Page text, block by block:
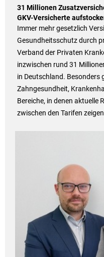
31 Millionen
GKV-Versicherte
Immer mehr gesetzlich
Gesundheitsschutz durch
Verband der Privaten
inzwischen rund 31
in Deutschland.
Zahngesundheit,
Bereiche, in denen aktuelle
zwischen den Tarifen